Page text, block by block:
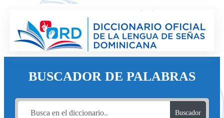
contenido
BUSCADOR DE PALABRAS
Buscador